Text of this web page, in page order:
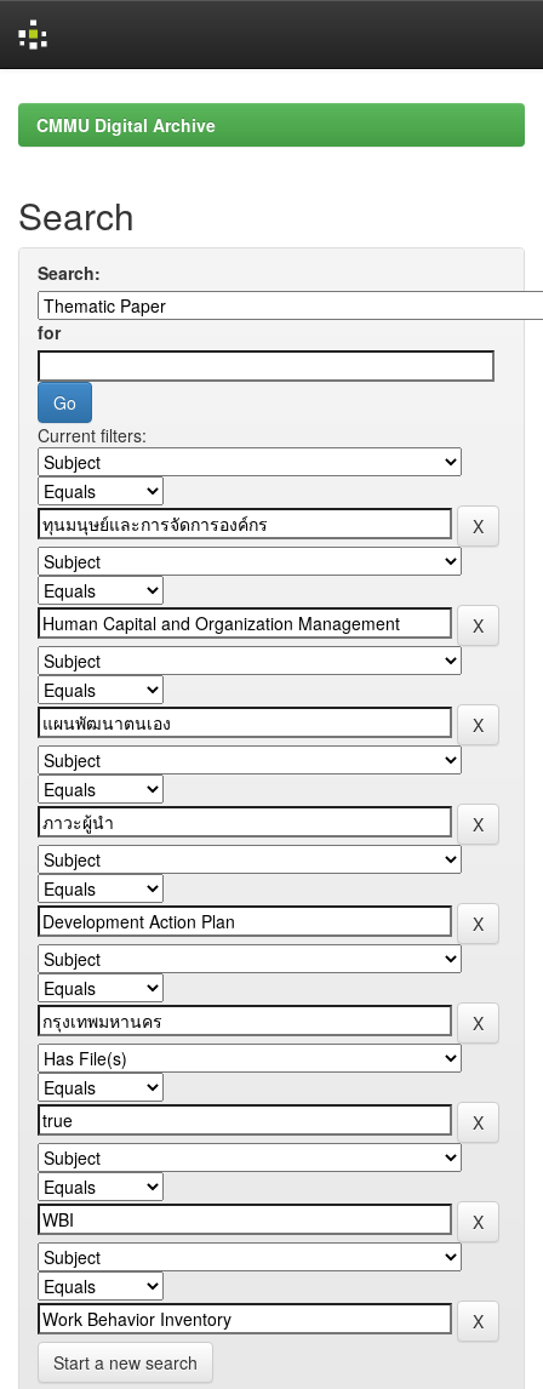
navigationCMMU Digital Archive
Search
Search:
for
Current filters:
Start a new search